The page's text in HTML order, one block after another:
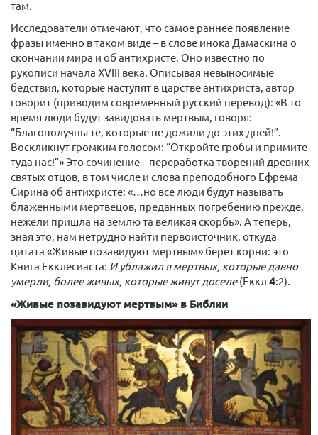
там.
Исследователи отмечают, что самое раннее появление
фразы именно в таком виде – в слове инока Дамаскина о
скончании мира и об антихристе. Оно известно по
рукописи начала XVIII века. Описывая невыносимые
бедствия, которые наступят в царстве антихриста, автор
говорит (приводим современный русский перевод): «В то
время люди будут завидовать мертвым, говоря:
“Благополучны те, которые не дожили до этих дней!”.
Воскликнут громким голосом: “Откройте гробы и примите
туда нас!”» Это сочинение – переработка творений древних
святых отцов, в том числе и слова преподобного Ефрема
Сирина об антихристе: «…но все люди будут называть
блаженными мертвецов, преданных погребению прежде,
нежели пришла на землю та великая скорбь». А теперь,
зная это, нам нетрудно найти первоисточник, откуда
цитата «Живые позавидуют мертвым» берет корни: это
Книга Екклесиаста: И ублажил я мертвых, которые давно
умерли, более живых, которые живут доселе(Еккл 4:2).
«Живые позавидуют мертвым» в Библии